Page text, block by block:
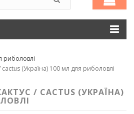
риболовлі
(Україна) 100 мл для риболовлі
/ CACTUS (УКРАЇНА)